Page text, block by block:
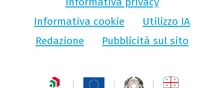
Informativa cookie
Utilizzo IA
Redazione
Pubblicità sul sito